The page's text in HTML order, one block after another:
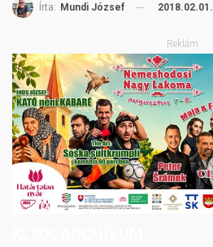
Írta: Mundi József 2018.02.01.
Reklám